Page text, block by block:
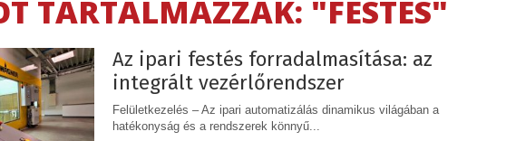
TARTALMAZZÁK: "FESTÉS"
Az ipari festés forradalmasítása: az
integrált vezérlőrendszer
Felületkezelés – Az ipari automatizálás dinamikus világában a
hatékonyság és a rendszerek könnyű...